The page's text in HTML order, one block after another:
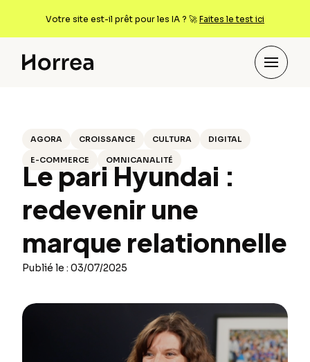
Votre site est-il prêt pour les IA ? 🚀 Faites le test ici
AGORA CROISSANCE CULTURA DIGITAL
E-COMMERCE OMNICANALITÉ
Le pari Hyundai :
redevenir une
marque relationnelle
Publié le : 03/07/2025